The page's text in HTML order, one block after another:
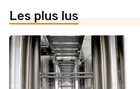
Les plus lus